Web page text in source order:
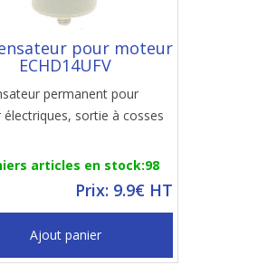
pour moteur
ECHD14UFV
permanent pour
sortie à cosses
articles en stock:98
Prix: 9.9€ HT
Ajout panier